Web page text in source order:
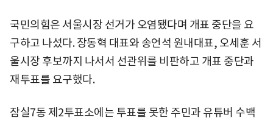
국민의힘은 서울시장 선거가 오염됐다며 개표 중단을 요
구하고 나섰다. 장동혁 대표와 송언석 원내대표, 오세훈 서
울시장 후보까지 나서서 선관위를 비판하고 개표 중단과
재투표를 요구했다.
잠실7동 제2투표소에는 투표를 못한 주민과 유튜버 수백